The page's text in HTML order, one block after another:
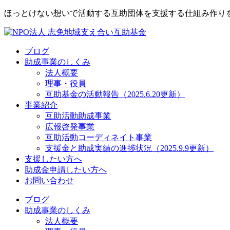
ほっとけない想いで活動する互助団体を支援する仕組み作り
ブログ
助成事業のしくみ
法人概要
理事・役員
互助基金の活動報告（2025.6.20更新）
事業紹介
互助活動助成事業
広報啓発事業
互助活動コーディネイト事業
支援金と助成実績の進捗状況（2025.9.9更新）
支援したい方へ
助成金申請したい方へ
お問い合わせ
ブログ
助成事業のしくみ
法人概要